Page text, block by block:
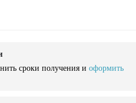
сроки получения и оформить